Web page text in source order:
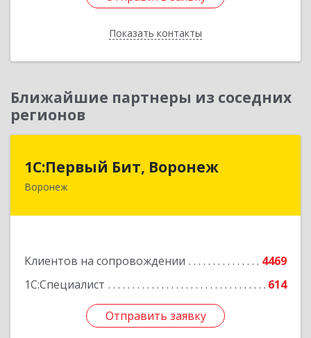
Показать контакты
Назад
Ближайшие партнеры из соседних
регионов
1С:Первый Бит, Воронеж
Воронеж
Клиентов на сопровождении
4469
1С:Специалист
614
Отправить заявку
1С:Первый Бит, Воронеж
394006, Воронежская обл, Воронеж г, 20-летия
Отправить заявку